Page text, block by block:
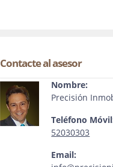
Contacte al asesor
Nombre:
Precisión
Teléfono
52030303
Email: